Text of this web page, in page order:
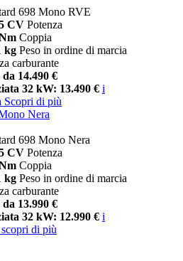
698 Mono RVE
CV Potenza
Coppia
kg Peso in ordine di marcia
carburante
14.490 €
32 kW: 13.490 € i
Scopri di più
Nera
698 Mono Nera
CV Potenza
Coppia
kg Peso in ordine di marcia
carburante
13.990 €
32 kW: 12.990 € i
scopri di più